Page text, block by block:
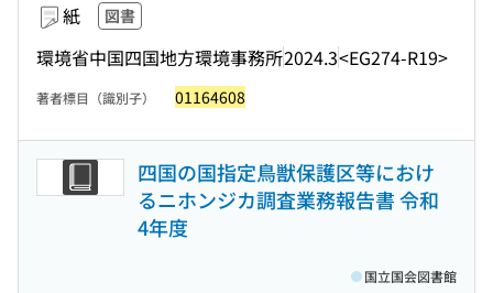
紙 図書
環境省中国四国地方環境事務所2024.3<EG274-R19>
著者標目（識別子） 01164608
四国の国指定鳥獣保護区等におけ
るニホンジカ調査業務報告書 令和
4年度
国立国会図書館